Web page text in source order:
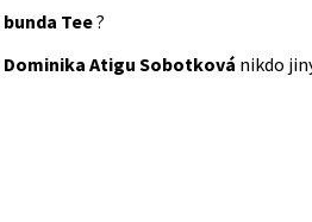
Tee?
Dominika Atigu Sobotková nikdo